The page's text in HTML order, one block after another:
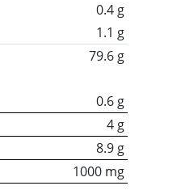
0.4 g
1.1 g
79.6 g
0.6 g
4 g
8.9 g
1000 mg